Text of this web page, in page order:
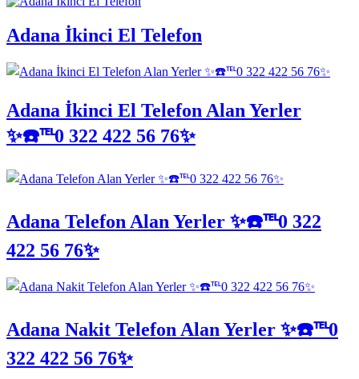
Adana İkinci El Telefon
Adana İkinci El Telefon Alan Yerler
✨☎️℡0 322 422 56 76✨
Adana Telefon Alan Yerler ✨☎️℡0 322
422 56 76✨
Adana Nakit Telefon Alan Yerler ✨☎️℡0
322 422 56 76✨